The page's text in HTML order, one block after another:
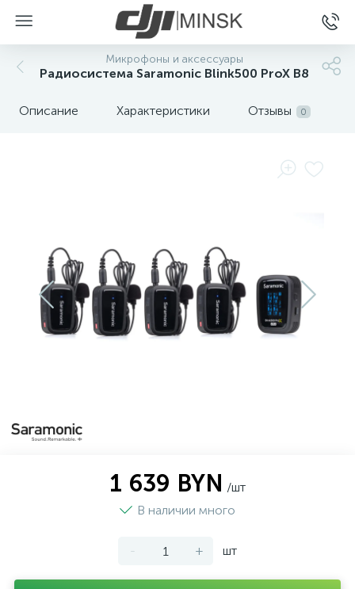
Микрофоны и аксессуары
Радиосистема Saramonic Blink500 ProX B8
Описание Характеристики Отзывы 0
1 639 BYN /шт
В наличии много
- + шт